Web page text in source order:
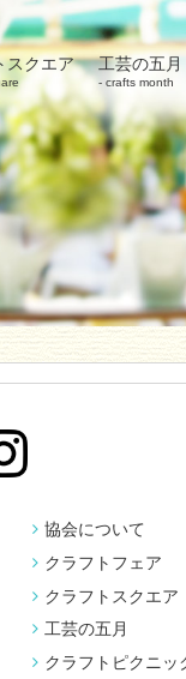
スクエア 工芸の五月
crafts month
協会について
クラフトフェア
クラフトスクエア
工芸の五月
クラフトピクニッ